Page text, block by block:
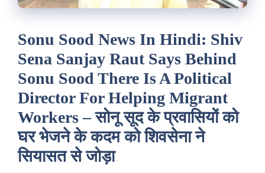
Sonu Sood News In Hindi: Shiv
Sena Sanjay Raut Says Behind
Sonu Sood There Is A Political
Director For Helping Migrant
Workers – सोनू सूद के प्रवासियों को
घर भेजने के कदम को शिवसेना ने
सियासत से जोड़ा